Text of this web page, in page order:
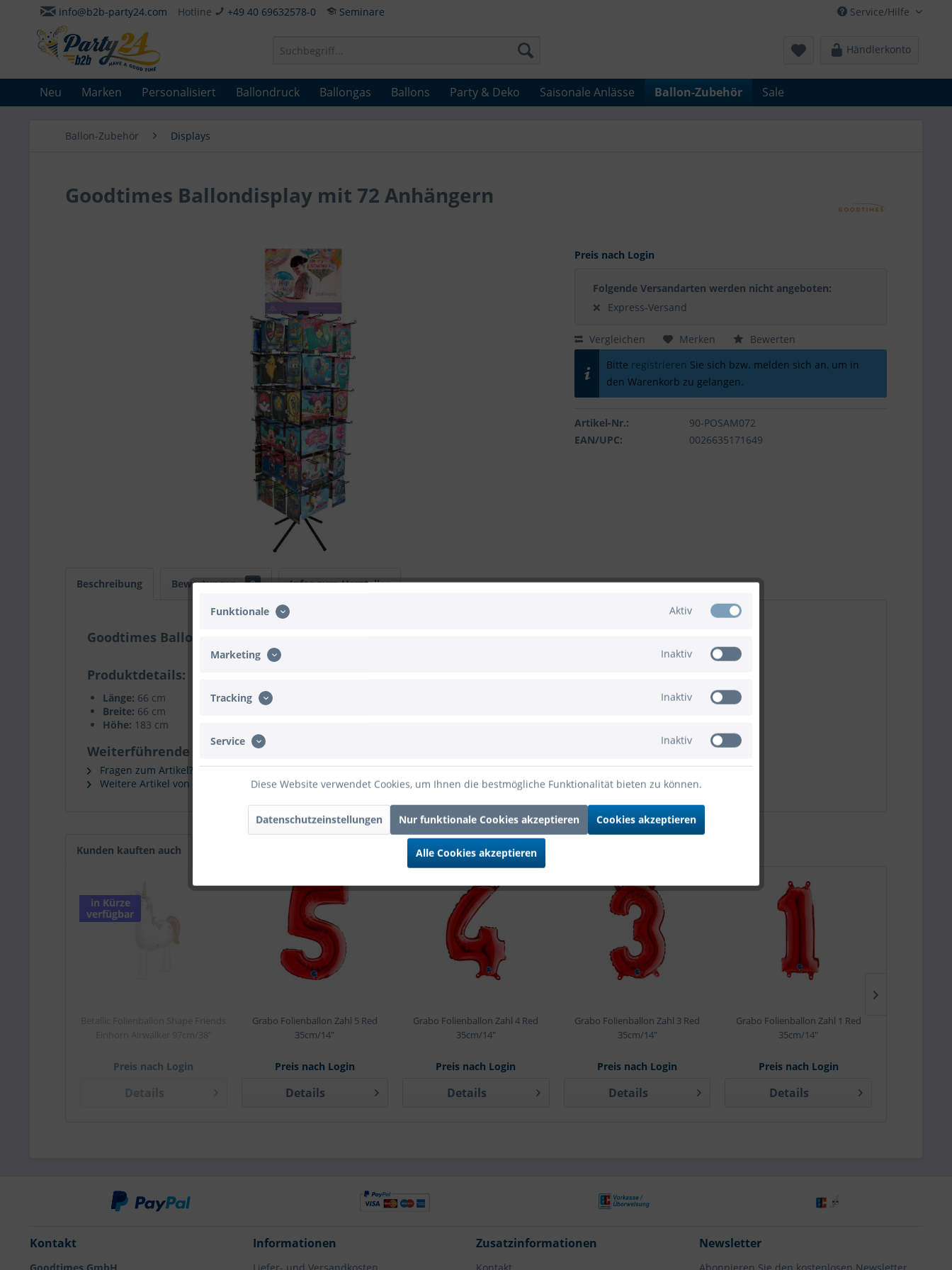
Service/Hilfe
info@b2b-party24.com Hotline +49 40 69632578-0 Seminare
Händlerkonto
Neu Marken Personalisiert Ballondruck Ballongas Ballons Party & Deko Saisonale Anlässe Ballon-Zubehör Sale
Ballon-Zubehör Displays
Goodtimes Ballondisplay mit 72 Anhängern
Preis nach Login
Folgende Versandarten werden nicht angeboten:
Express-Versand
Vergleichen Merken
Bewerten
Bitte registrieren Sie sich bzw. melden sich an, um in
den Warenkorb zu gelangen.
Artikel-Nr.:
90-POSAM072
EAN/UPC:
0026635171649
Beschreibung Bewertungen 0 Infos zum Hersteller
Goodtimes Ballondisplay mit 72 Anhängern
Produktdetails
Länge: 66 cm
Breite: 66 cm
Höhe: 183 cm
Weiterführende Links zu "Goodtimes Ballondisplay mit 72 Anhängern"
Fragen zum Artikel?
Weitere Artikel von Goodtimes
Kunden kauften auch
in Kürze
verfügbar
Betallic Folienballon Shape Friends
Einhorn Airwalker 97cm/38"
Preis nach Login
Grabo Folienballon Zahl 5 Red
35cm/14"
Preis nach Login
Details
Grabo Folienballon Zahl 4 Red
35cm/14"
Preis nach Login
Details
Grabo Folienballon Zahl 3 Red
35cm/14"
Preis nach Login
Details
Grabo Folienballon Zahl 1 Red
35cm/14"
Preis nach Login
Details
Kontakt Informationen Zusatzinformationen Newsletter
Funktionale Aktiv
Marketing Inaktiv
Tracking Inaktiv
Service Inaktiv
Diese Website verwendet Cookies, um Ihnen die bestmögliche Funktionalität bieten zu können.
Datenschutzeinstellungen Nur funktionale Cookies akzeptieren Cookies akzeptieren
Alle Cookies akzeptieren